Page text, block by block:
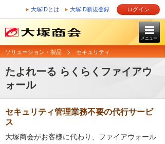
大塚IDとは 大塚ID新規登録 ログイン
メニュー
ソリューション・製品 セキュリティ
たよれーる らくらくファイアウ
ォール
セキュリティ管理業務不要の代行サービ
ス
大塚商会がお客様に代わり、ファイアウォール